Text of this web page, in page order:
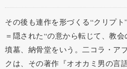
その後も連作を形づくる“クリプ
＝隠された“の意から転じて、教
墳墓、納骨堂をいう。二コラ・ア
クは、その著作『オオカミ男の言